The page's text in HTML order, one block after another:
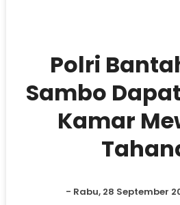
Polri
Sambo
Kamar
- Rabu, 28 September